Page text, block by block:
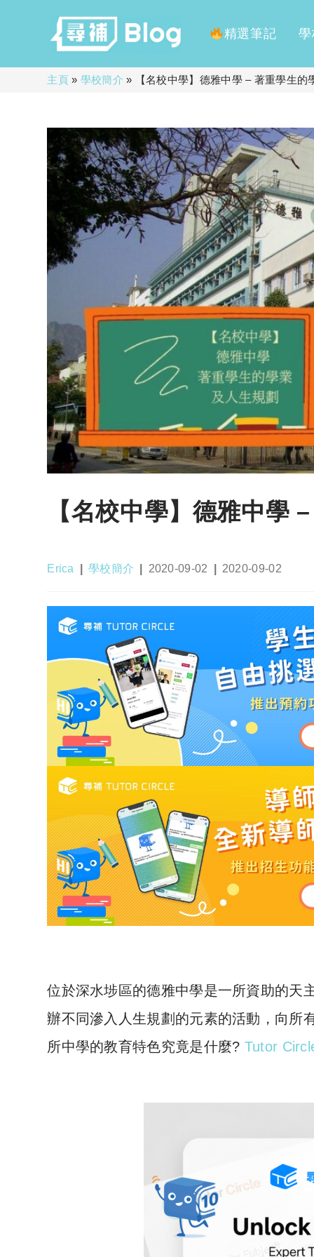
精選筆記
主頁» 學校簡介 » 【名校中學】德雅中學 – 著重學生的
【名校中學】德雅中學
Post
Erica
Post
學校簡介
Post
2020-09-02
Post
2020-09-02
位於深水埗區的德雅中學是一所資助的天
辦不同滲入人生規劃的元素的活動，向所
所中學的教育特色究竟是什麼? Tutor